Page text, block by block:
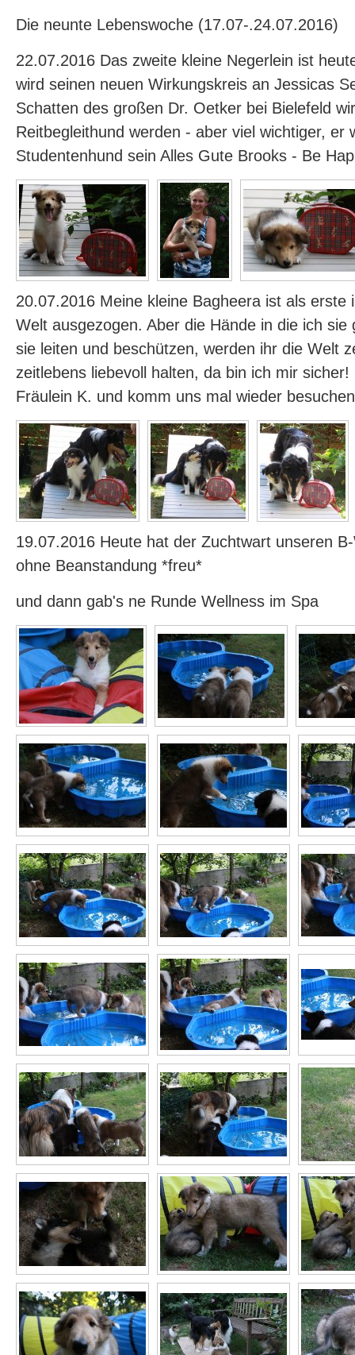
Die neunte Lebenswoche (17.07-.24.07.2016)
22.07.2016 Das zweite kleine Negerlein ist
wird seinen neuen Wirkungskreis an Jessicas
Schatten des großen Dr. Oetker bei Bielefeld
Reitbegleithund werden - aber viel wichtiger, er
Studentenhund sein Alles Gute Brooks - Be
20.07.2016 Meine kleine Bagheera ist als erste
Welt ausgezogen. Aber die Hände in die ich sie
sie leiten und beschützen, werden ihr die Welt
zeitlebens liebevoll halten, da bin ich mir
Fräulein K. und komm uns mal wieder
19.07.2016 Heute hat der Zuchtwart unseren
ohne Beanstandung *freu*
und dann gab's ne Runde Wellness im Spa